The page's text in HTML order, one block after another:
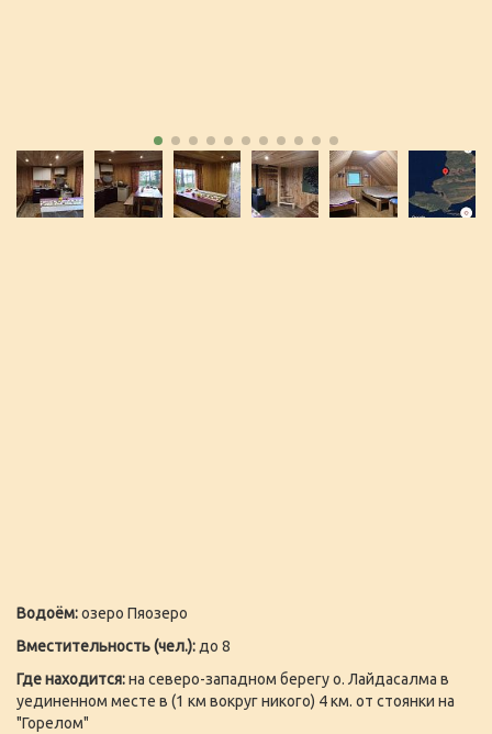
Водоём:озеро Пяозеро
Вместительность (чел.): до 8
Где находится:на северо-западном берегу о. Лайдасалма в
уединенном месте в (1 км вокруг никого) 4 км. от стоянки на
"Горелом"